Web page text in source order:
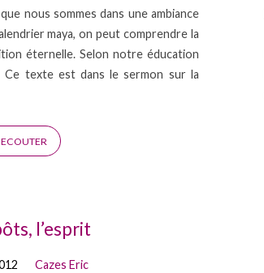
nous sommes dans une ambiance
maya, on peut comprendre la
éternelle. Selon notre éducation
Ce texte est dans le sermon sur la
ECOUTER
l’esprit
Cazes Eric